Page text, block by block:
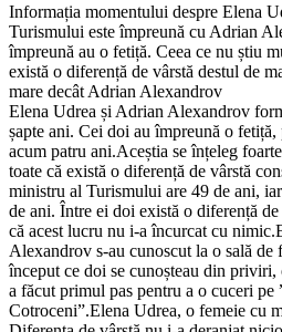
Informația momentului despre Elena
Turismului este împreună cu Adrian
împreună au o fetiță. Ceea ce nu știu
există o diferență de vârstă destul de
mare decât Adrian Alexandrov
Elena Udrea și Adrian Alexandrov
șapte ani. Cei doi au împreună o
acum patru ani.Aceștia se înțeleg
toate că există o diferență de vârstă
ministru al Turismului are 49 de ani,
de ani. Între ei doi există o diferență
că acest lucru nu i-a încurcat cu
Alexandrov s-au cunoscut la o sală de
început ce doi se cunoșteau din priviri,
a făcut primul pas pentru a o cuceri pe
Cotroceni”.Elena Udrea, o femeie cu